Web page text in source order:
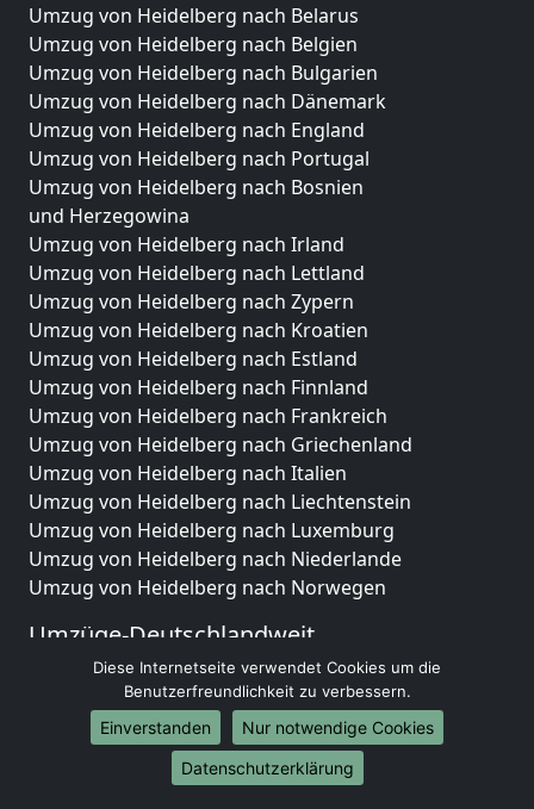
Umzug von Heidelberg nach Belarus
Umzug von Heidelberg nach Belgien
Umzug von Heidelberg nach Bulgarien
Umzug von Heidelberg nach Dänemark
Umzug von Heidelberg nach England
Umzug von Heidelberg nach Portugal
Umzug von Heidelberg nach Bosnien
und Herzegowina
Umzug von Heidelberg nach Irland
Umzug von Heidelberg nach Lettland
Umzug von Heidelberg nach Zypern
Umzug von Heidelberg nach Kroatien
Umzug von Heidelberg nach Estland
Umzug von Heidelberg nach Finnland
Umzug von Heidelberg nach Frankreich
Umzug von Heidelberg nach Griechenland
Umzug von Heidelberg nach Italien
Umzug von Heidelberg nach Liechtenstein
Umzug von Heidelberg nach Luxemburg
Umzug von Heidelberg nach Niederlande
Umzug von Heidelberg nach Norwegen
Umzüge-Deutschlandweit
Umzug von Heidelberg nach Berlin
Umzug von Heidelberg nach Hamburg
Umzug von Heidelberg nach München
Umzug von Heidelberg nach Köln
Umzug von Heidelberg nach Frankfurt am Main
Diese Internetseite verwendet Cookies um die
Benutzerfreundlichkeit zu verbessern.
Einverstanden
Nur notwendige Cookies
Datenschutzerklärung